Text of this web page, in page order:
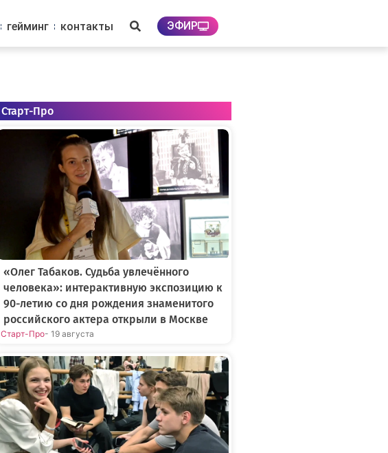
гейминг контакты ЭФИР
Старт-Про
«Олег Табаков. Судьба увлечённого
человека»: интерактивную экспозицию к
90-летию со дня рождения знаменитого
российского актера открыли в Москве
Старт-Про- 19 августа